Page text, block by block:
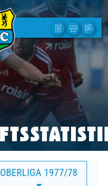
OBERLIGA 1977/78